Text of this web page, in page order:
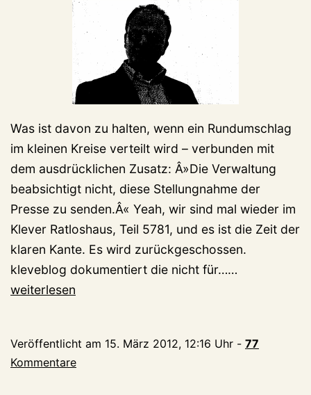
Was ist davon zu halten, wenn ein Rundumschlag
im kleinen Kreise verteilt wird – verbunden mit
dem ausdrücklichen Zusatz: Â»Die Verwaltung
beabsichtigt nicht, diese Stellungnahme der
Presse zu senden.Â« Yeah, wir sind mal wieder im
Klever Ratloshaus, Teil 5781, und es ist die Zeit der
klaren Kante. Es wird zurückgeschossen.
kleveblog dokumentiert die nicht für……
hässlich
weiterlesen
Veröffentlicht am 15. März 2012, 12:16 Uhr - 77
Kommentare